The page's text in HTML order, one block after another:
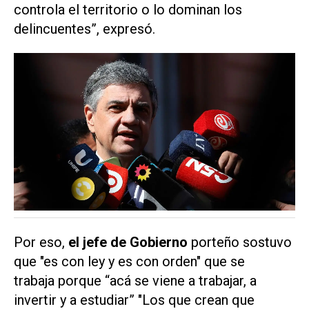
controla el territorio o lo dominan los
delincuentes”, expresó.
Por eso, el jefe de Gobierno porteño sostuvo
que "es con ley y es con orden" que se
trabaja porque “acá se viene a trabajar, a
invertir y a estudiar” "Los que crean que